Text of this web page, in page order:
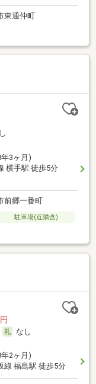
東通仲町
3ヶ月)
横手駅 徒歩5分
前郷一番町
駐車場(近隣含)
なし
2ヶ月)
線 福島駅 徒歩5分